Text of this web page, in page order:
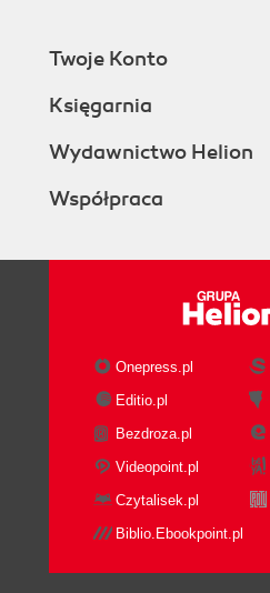
Twoje Konto
Księgarnia
Wydawnictwo Helion
Współpraca
Onepress.pl
Editio.pl
Bezdroza.pl
Videopoint.pl
Czytalisek.pl
Biblio.Ebookpoint.pl